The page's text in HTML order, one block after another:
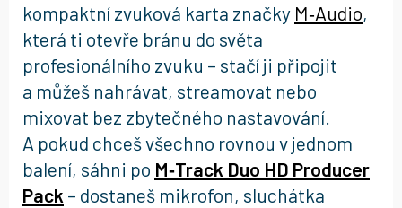
kompaktní zvuková karta značky M‑Audio,
která ti otevře bránu do světa
profesionálního zvuku – stačí ji připojit
a můžeš nahrávat, streamovat nebo
mixovat bez zbytečného nastavování.
A pokud chceš všechno rovnou v jednom
balení, sáhni po M‑Track Duo HD Producer
Pack – dostaneš mikrofon, sluchátka